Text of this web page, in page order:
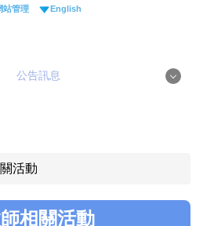
站管理 English
公告訊息
活動
相關活動